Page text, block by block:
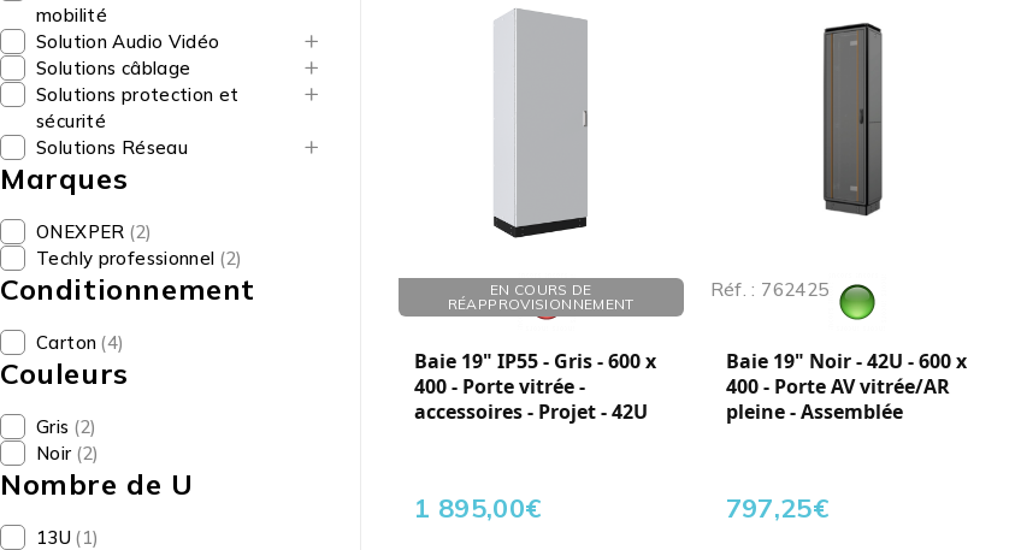
mobilité
Solution Audio Vidéo
Solutions câblage
Solutions protection et
sécurité
Solutions Réseau
Marques
ONEXPER (2)
Techly professionnel (2)
Conditionnement
Carton (4)
Couleurs
Gris (2)
Noir (2)
Nombre de U
13U (1)
EN COURS DE
RÉAPPROVISIONNEMENT
Réf. : 750537
Baie 19" IP55 - Gris - 600 x
400 - Porte vitrée -
accessoires - Projet - 42U
1 895,00€
Réf. : 762425
Baie 19" Noir - 42U - 600 x
400 - Porte AV vitrée/AR
pleine - Assemblée
797,25€